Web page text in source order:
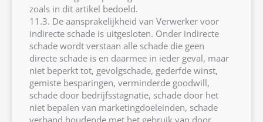
zoals in dit artikel bedoeld.
11.3. De aansprakelijkheid van Verwerker voor
indirecte schade is uitgesloten. Onder indirecte
schade wordt verstaan alle schade die geen
directe schade is en daarmee in ieder geval, maar
niet beperkt tot, gevolgschade, gederfde winst,
gemiste besparingen, verminderde goodwill,
schade door bedrijfsstagnatie, schade door het
niet bepalen van marketingdoeleinden, schade
verband houdende met het gebruik van door